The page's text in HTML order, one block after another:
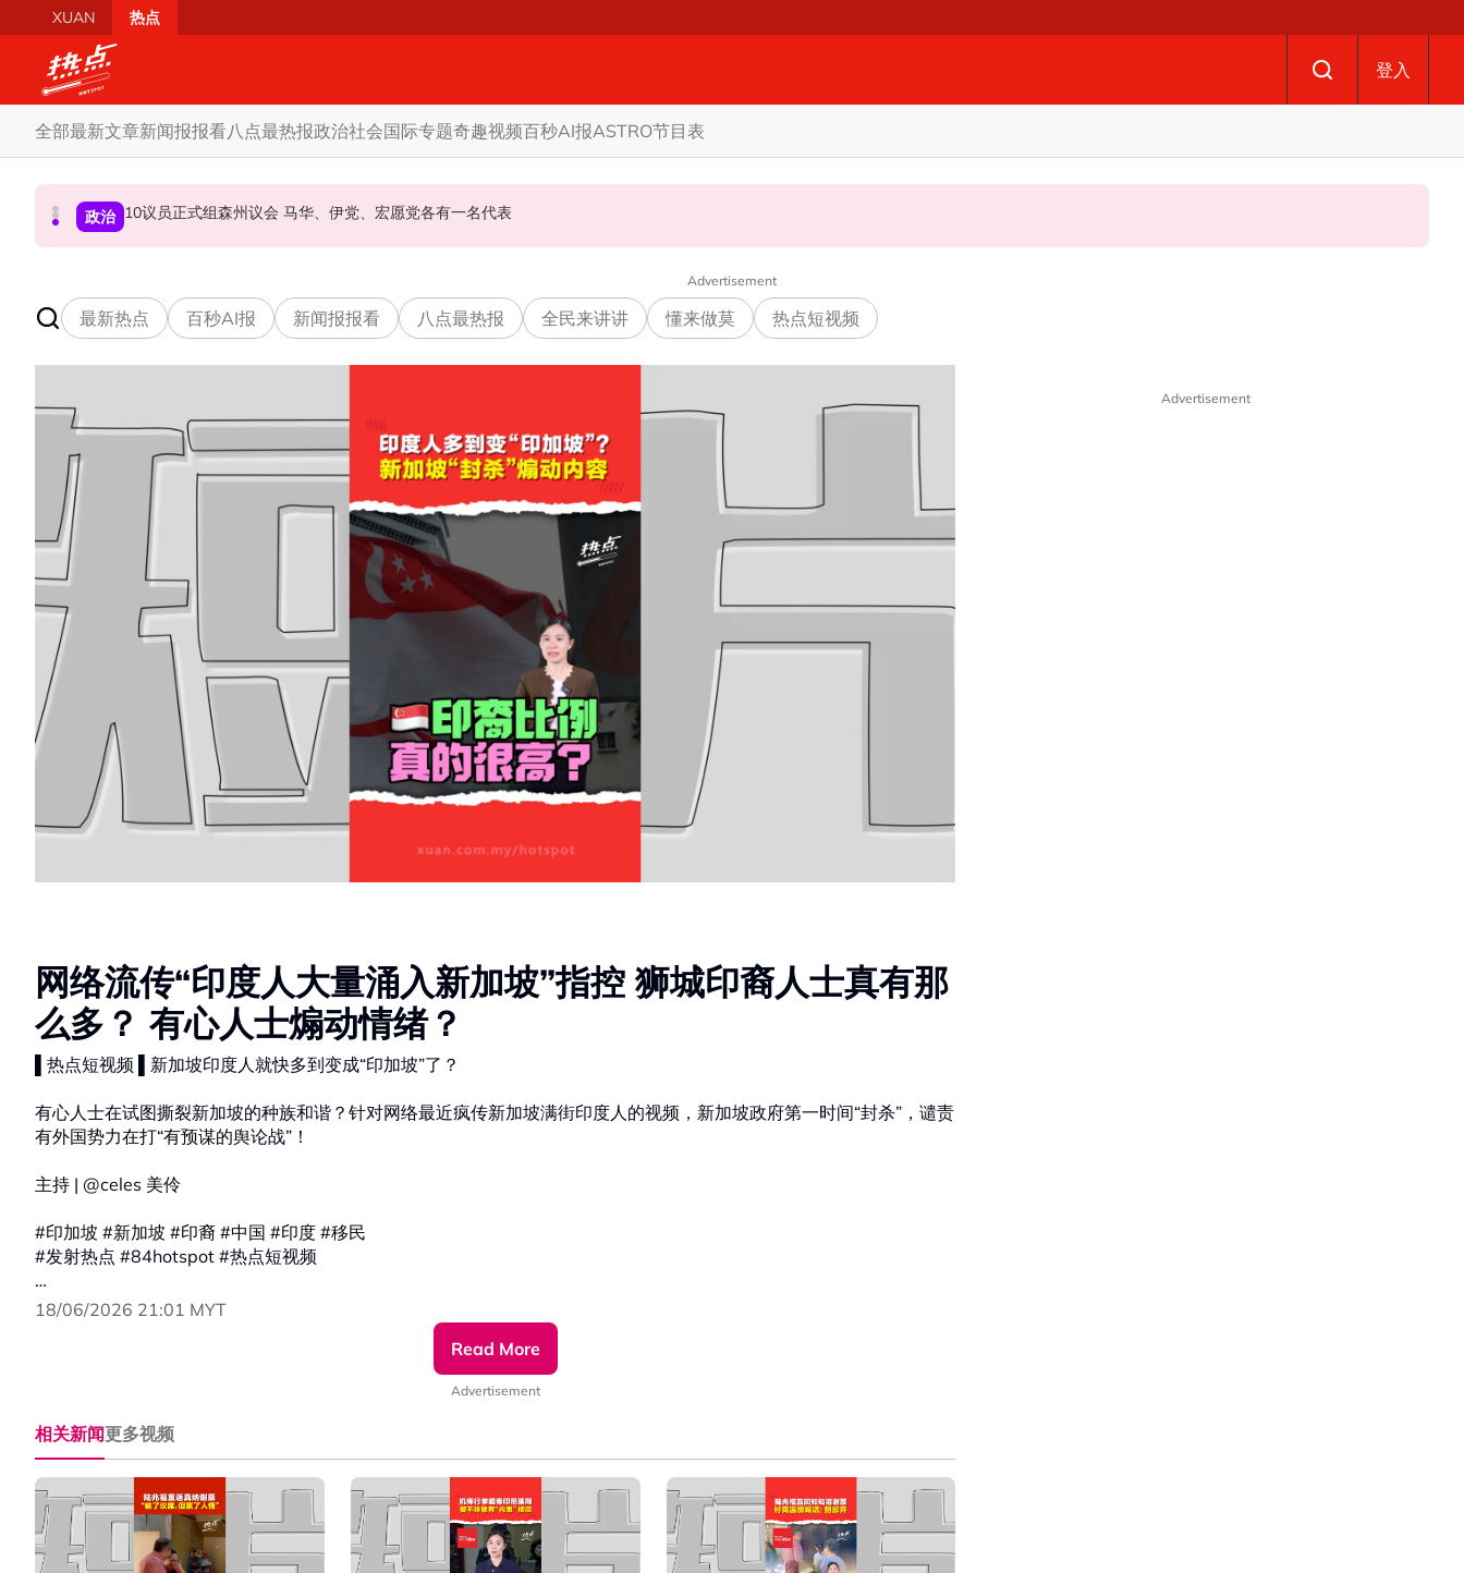
Skip to main content
XUAN 热点
登入
全部最新文章新闻报报看八点最热报政治社会国际专题奇趣视频百秒AI报ASTRO节目表
政治 马六甲6国席 国盟占3 国阵0 哈迪：按党实力与国阵谈甲议席分配
政治 10议员正式组森州议会 马华、伊党、宏愿党各有一名代表
社会 若健康允许827将如期上庭 律师：沙比里希望通过法律证明清白
Advertisement
最新热点 百秒AI报 新闻报报看 八点最热报 全民来讲讲 懂来做莫 热点短视频
网络流传“印度人大量涌入新加坡”指控 狮城印裔人士真有那
么多？ 有心人士煽动情绪？
▌热点短视频 ▌新加坡印度人就快多到变成“印加坡”了？
有心人士在试图撕裂新加坡的种族和谐？针对网络最近疯传新加坡满街印度人的视频，新加坡政府第一时间“封杀”，谴责
有外国势力在打“有预谋的舆论战”！
主持 | @celes 美伶
#印加坡 #新加坡 #印裔 #中国 #印度 #移民
#发射热点 #84hotspot #热点短视频
🔴 更多新闻资讯看这里 ▹ https://xuan.com.my/hotspot
18/06/2026 21:01 MYT
Read More
Advertisement
相关新闻更多视频
Advertisement